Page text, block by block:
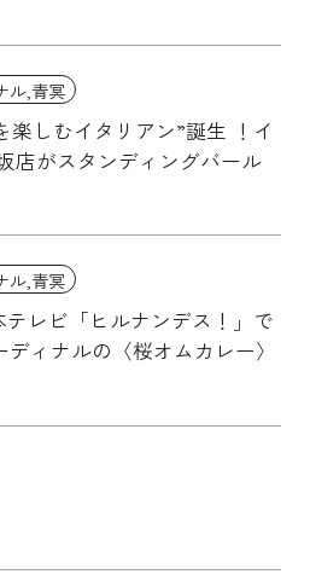
ル,青冥
楽しむイタリアン”誕生 ！イ
店がスタンディングバール
ル,青冥
テレビ「ヒルナンデス！」で
ィナルの〈桜オムカレー〉